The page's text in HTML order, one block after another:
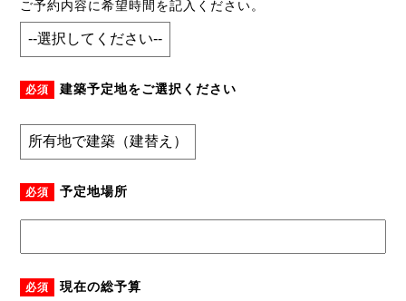
ご予約内容に希望時間を記入ください。
必須 建築予定地をご選択ください
必須 予定地場所
必須 現在の総予算